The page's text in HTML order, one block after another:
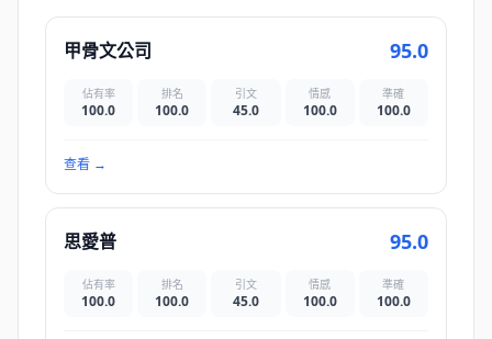
甲骨文公司 95.0
佔有率
100.0
排名
100.0
引文
45.0
情感
100.0
準確
100.0
查看 →
思愛普 95.0
佔有率
100.0
排名
100.0
引文
45.0
情感
100.0
準確
100.0